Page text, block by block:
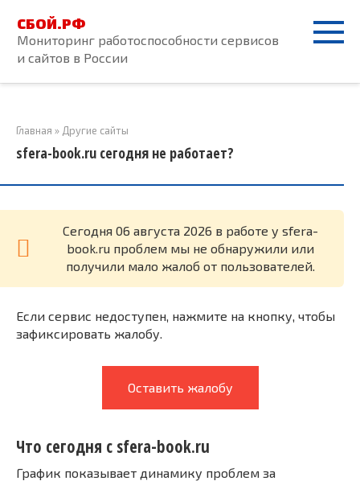
контенту
СБОЙ.РФ
Мониторинг работоспособности сервисов
и сайтов в России
Главная » Другие сайты
sfera-book.ru сегодня не работает?
Cегодня 06 августа 2026 в работе у sfera-
book.ru проблем мы не обнаружили или
получили мало жалоб от пользователей.
Если сервис недоступен, нажмите на кнопку, чтобы
зафиксировать жалобу.
Оставить жалобу
Что сегодня с sfera-book.ru
График показывает динамику проблем за